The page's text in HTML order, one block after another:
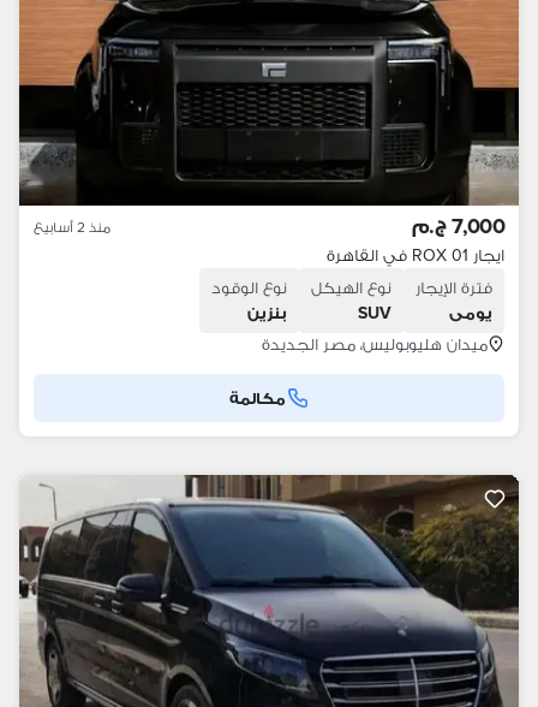
7,000 ج.م منذ 2 أسابيع
ايجار ROX 01 في القاهرة
فترة الإيجار
يومى
نوع الهيكل
SUV
نوع الوقود
بنزين
ميدان هليوبوليس، مصر الجديدة
مكالمة